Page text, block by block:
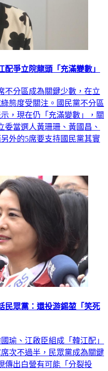
爭立院龍頭「充滿變數」
不分區成為關鍵少數，在立
態度受關注。國民黨不分區
，現在仍「充滿變數」，關
委當選人黃珊珊、黃國昌、
外的5席要支持國民黨其實
眾黨：還投游錫堃「笑死
瑜、江啟臣組成「韓江配」
次不過半，民眾黨成為關鍵
傳出白營有可能「分裂投